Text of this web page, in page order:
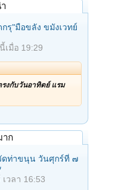
กรุ"มือขลัง ขมังเวทย์
เมื่อ 19:29
งกับวันอาทิตย์ แรม
าก
ดท่าขนุน วันศุกร์ที่ ๗
เวลา 16:53